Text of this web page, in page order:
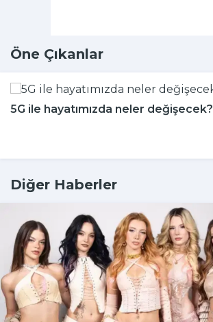
Öne Çıkanlar
5G ile hayatımızda neler değişecek?
Diğer Haberler